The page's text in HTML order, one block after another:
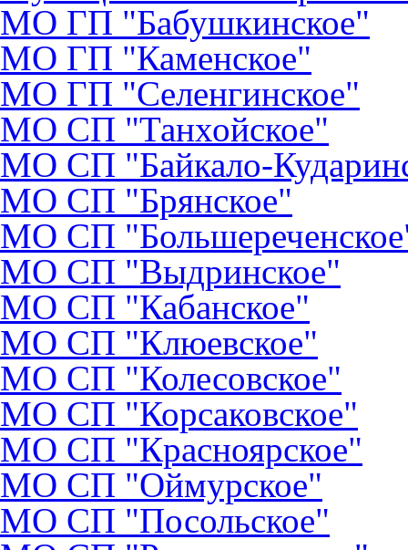
МО ГП "Бабушкинское"
МО ГП "Каменское"
МО ГП "Селенгинское"
МО CП "Танхойское"
МО СП "Байкало-
МО СП "Брянское"
МО СП
МО СП "Выдринское"
МО СП "Кабанское"
МО СП "Клюевское"
МО СП "Колесовское"
МО СП "Корсаковское"
МО СП "Красноярское"
МО СП "Оймурское"
МО СП "Посольское"